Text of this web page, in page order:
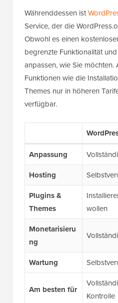
Währenddessen ist
Service, der die
Obwohl es einen
begrenzte Funktionalität
anpassen, wie Sie möchten.
Funktionen wie die
Themes nur in höheren
verfügbar.
Anpassung
Hosting
Plugins &
Themes
wollen
Monetarisieru
ng
Wartung
Am besten für
Kontrolle